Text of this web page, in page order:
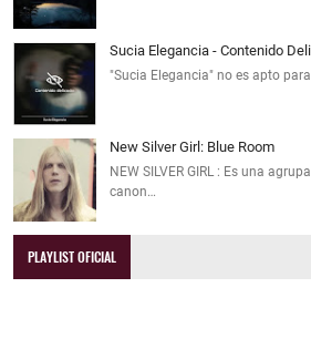
Sucia Elegancia - Contenido
"Sucia Elegancia" no es apto
New Silver Girl: Blue Room
NEW SILVER GIRL : Es una
canon…
PLAYLIST OFICIAL